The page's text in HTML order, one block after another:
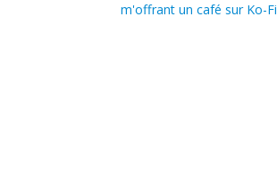
m'offrant un café sur Ko-Fi